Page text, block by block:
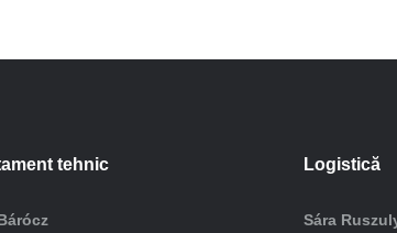
tehnic Logistică
Sára